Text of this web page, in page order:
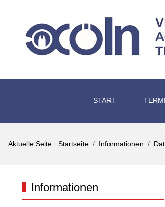
START
Aktuelle Seite: Startseite Informationen
Informationen